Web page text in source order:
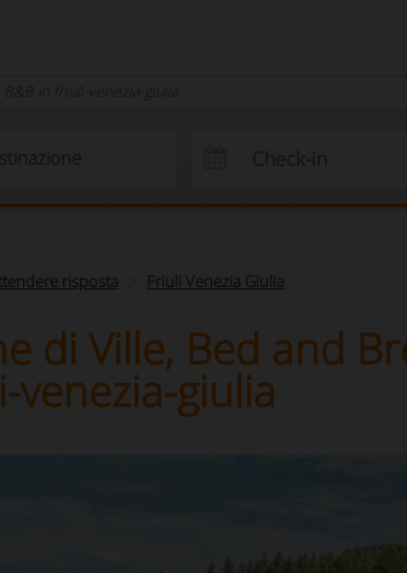
B&B in friuli-venezia-giulia
risposta Friuli Venezia Giulia
di Ville, Bed and
giulia